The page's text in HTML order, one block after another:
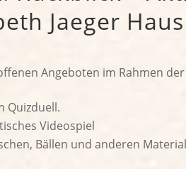
Jaeger Haus
Angeboten im Rahmen
Quizduell.
Videospiel
Bällen und anderen